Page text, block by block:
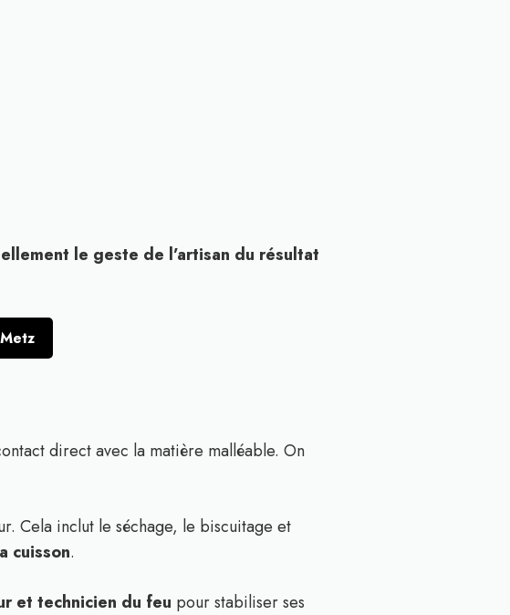
le geste de l’artisan du résultat
direct avec la matière malléable. On
Cela inclut le séchage, le biscuitage et
cuisson.
et technicien du feu pour stabiliser ses